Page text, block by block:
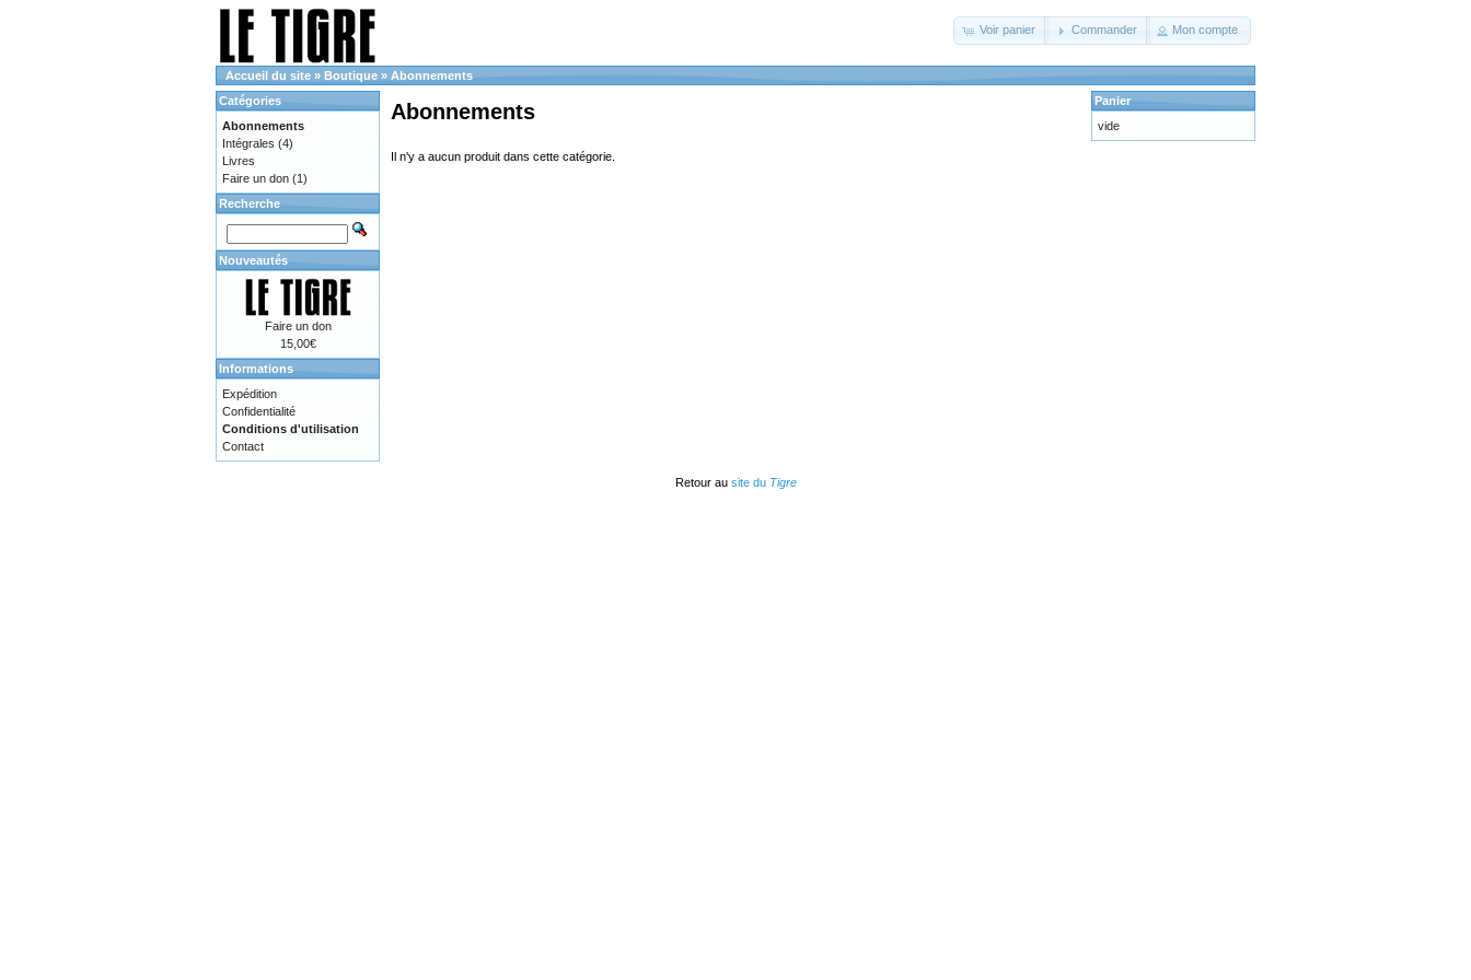
Voir panier Commander Mon compte
Accueil du site » Boutique » Abonnements
Abonnements
Il n'y a aucun produit dans cette catégorie.
Catégories
Abonnements
Intégrales (4)
Livres
Faire un don (1)
Recherche
Nouveautés
Faire un don
15,00€
Informations
Expédition
Confidentialité
Conditions d'utilisation
Contact
Panier
vide
Retour au site du Tigre